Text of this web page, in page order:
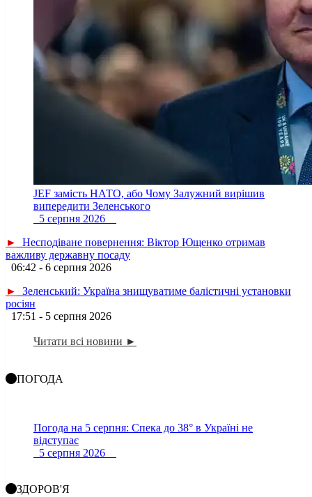
JEF замість НАТО, або Чому Залужний вирішив
випередити Зеленського
5 серпня 2026
►
Несподіване повернення: Віктор Ющенко отримав
важливу державну посаду
06:42 - 6 серпня 2026
►
Зеленський: Україна знищуватиме балістичні установки
росіян
17:51 - 5 серпня 2026
Читати всі новини ►
ПОГОДА
Погода на 5 серпня: Спека до 38° в Україні не
відступає
5 серпня 2026
ЗДОРОВ'Я